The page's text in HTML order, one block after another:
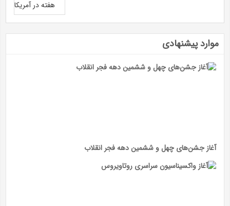
موارد پیشنهادی
آغاز جشن‌های چهل و ششمین دهه فجر انقلاب